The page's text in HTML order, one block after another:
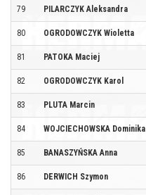
79 PILARCZYK Aleksandra
80 OGRODOWCZYK Wioletta
81 PATOKA Maciej
82 OGRODOWCZYK Karol
83 PLUTA Marcin
84 WOJCIECHOWSKA Dominika
85 BANASZYŃSKA Anna
86 DERWICH Szymon